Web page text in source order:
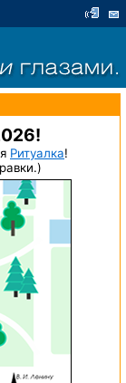
Ритуалка!